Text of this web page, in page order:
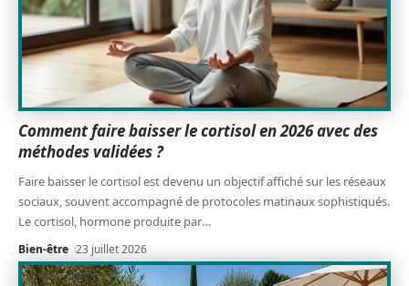
Comment faire baisser le cortisol en 2026 avec des
méthodes validées ?
Faire baisser le cortisol est devenu un objectif affiché sur les réseaux
sociaux, souvent accompagné de protocoles matinaux sophistiqués.
Le cortisol, hormone produite par…
Bien-être 23 juillet 2026